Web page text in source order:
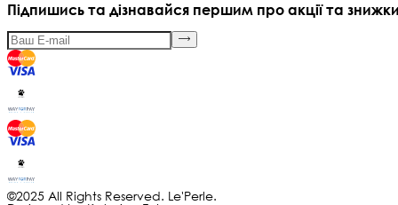
Підпишись та дізнавайся першим про акції та
©2025 All Rights Reserved. Le'Perle.